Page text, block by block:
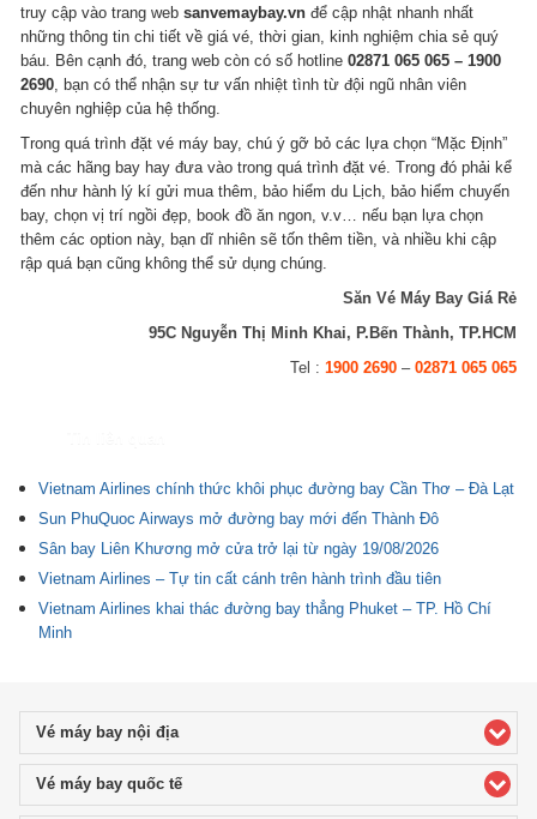
truy cập vào trang websanvemaybay.vn để cập nhật nhanh nhất
những thông tin chi tiết về giá vé, thời gian, kinh nghiệm chia sẻ quý
báu. Bên cạnh đó, trang web còn có số hotline02871 065 065 – 1900
2690, bạn có thể nhận sự tư vấn nhiệt tình từ đội ngũ nhân viên
chuyên nghiệp của hệ thống.
Trong quá trình đặt vé máy bay, chú ý gỡ bỏ các lựa chọn “Mặc Định”
mà các hãng bay hay đưa vào trong quá trình đặt vé. Trong đó phải kể
đến như hành lý kí gửi mua thêm, bảo hiểm du Lịch, bảo hiểm chuyến
bay, chọn vị trí ngồi đẹp, book đồ ăn ngon, v.v… nếu bạn lựa chọn
thêm các option này, bạn dĩ nhiên sẽ tốn thêm tiền, và nhiều khi cập
rập quá bạn cũng không thể sử dụng chúng.
Săn Vé Máy Bay Giá Rẻ
95C Nguyễn Thị Minh Khai, P.Bến Thành, TP.HCM
Tel : 1900 2690– 02871 065 065
Vietnam Airlines chính thức khôi phục đường bay Cần Thơ – Đà Lạt
Sun PhuQuoc Airways mở đường bay mới đến Thành Đô
Sân bay Liên Khương mở cửa trở lại từ ngày 19/08/2026
Vietnam Airlines – Tự tin cất cánh trên hành trình đầu tiên
Vietnam Airlines khai thác đường bay thẳng Phuket – TP. Hồ Chí
Minh
Vé máy bay nội địaclick to expand contents
Vé máy bay quốc tếclick to expand contents